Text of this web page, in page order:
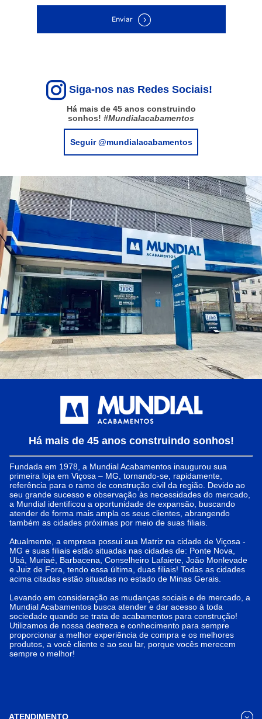
Enviar
Siga-nos nas Redes Sociais!
Há mais de 45 anos construindo
sonhos! #Mundialacabamentos
Seguir @mundialacabamentos
Há mais de 45 anos construindo sonhos!
Fundada em 1978, a Mundial Acabamentos inaugurou sua
primeira loja em Viçosa – MG, tornando-se, rapidamente,
referência para o ramo de construção civil da região. Devido ao
seu grande sucesso e observação às necessidades do mercado,
a Mundial identificou a oportunidade de expansão, buscando
atender de forma mais ampla os seus clientes, abrangendo
também as cidades próximas por meio de suas filiais.
Atualmente, a empresa possui sua Matriz na cidade de Viçosa -
MG e suas filiais estão situadas nas cidades de: Ponte Nova,
Ubá, Muriaé, Barbacena, Conselheiro Lafaiete, João Monlevade
e Juiz de Fora, tendo essa última, duas filiais! Todas as cidades
acima citadas estão situadas no estado de Minas Gerais.
Levando em consideração as mudanças sociais e de mercado, a
Mundial Acabamentos busca atender e dar acesso à toda
sociedade quando se trata de acabamentos para construção!
Utilizamos de nossa destreza e conhecimento para sempre
proporcionar a melhor experiência de compra e os melhores
produtos, a você cliente e ao seu lar, porque vocês merecem
sempre o melhor!
ATENDIMENTO